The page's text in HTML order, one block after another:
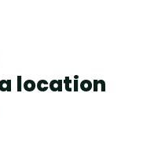
location